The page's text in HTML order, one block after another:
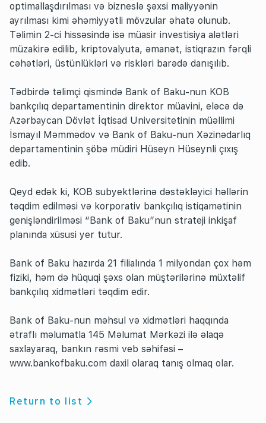
optimallaşdırılması və bizneslə şəxsi maliyyənin
ayrılması kimi əhəmiyyətli mövzular əhatə olunub.
Təlimin 2-ci hissəsində isə müasir investisiya alətləri
müzakirə edilib, kriptovalyuta, əmanət, istiqrazın fərqli
cəhətləri, üstünlükləri və riskləri barədə danışılıb.
Tədbirdə təlimçi qismində Bank of Baku-nun KOB
bankçılıq departamentinin direktor müavini, eləcə də
Azərbaycan Dövlət İqtisad Universitetinin müəllimi
İsmayıl Məmmədov və Bank of Baku-nun Xəzinədarlıq
departamentinin şöbə müdiri Hüseyn Hüseynli çıxış
edib.
Qeyd edək ki, KOB subyektlərinə dəstəkləyici həllərin
təqdim edilməsi və korporativ bankçılıq istiqamətinin
genişləndirilməsi “Bank of Baku”nun strateji inkişaf
planında xüsusi yer tutur.
Bank of Baku hazırda 21 filialında 1 milyondan çox həm
fiziki, həm də hüquqi şəxs olan müştərilərinə müxtəlif
bankçılıq xidmətləri təqdim edir.
Bank of Baku-nun məhsul və xidmətləri haqqında
ətraflı məlumatla 145 Məlumat Mərkəzi ilə əlaqə
saxlayaraq, bankın rəsmi veb səhifəsi –
www.bankofbaku.com daxil olaraq tanış olmaq olar.
Return to list